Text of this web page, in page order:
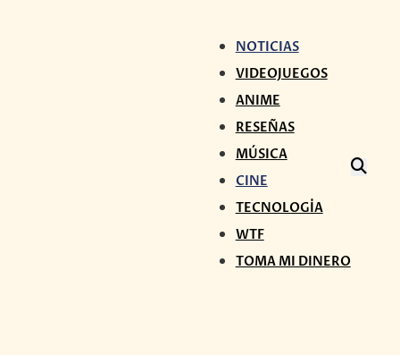
NOTICIAS
VIDEOJUEGOS
ANIME
RESEÑAS
MÚSICA
CINE
TECNOLOGÍA
WTF
TOMA MI DINERO